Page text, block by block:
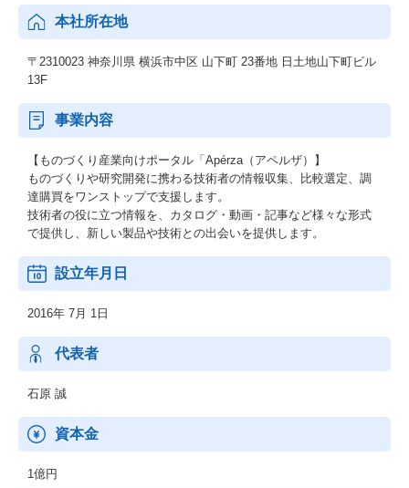
本社所在地
〒2310023 神奈川県 横浜市中区 山下町 23番地 日土地山下町ビル
13F
事業内容
【ものづくり産業向けポータル「Apérza（アペルザ）】
ものづくりや研究開発に携わる技術者の情報収集、比較選定、調
達購買をワンストップで支援します。
技術者の役に立つ情報を、カタログ・動画・記事など様々な形式
で提供し、新しい製品や技術との出会いを提供します。
設立年月日
2016年 7月 1日
代表者
石原 誠
資本金
1億円